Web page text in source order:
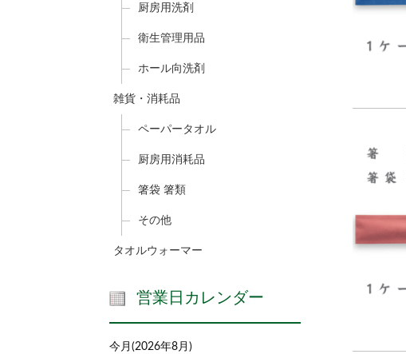
厨房用洗剤
衛生管理用品
ホール向洗剤
雑貨・消耗品
ペーパータオル
厨房用消耗品
箸袋 箸類
その他
タオルウォーマー
営業日カレンダー
今月(2026年8月)